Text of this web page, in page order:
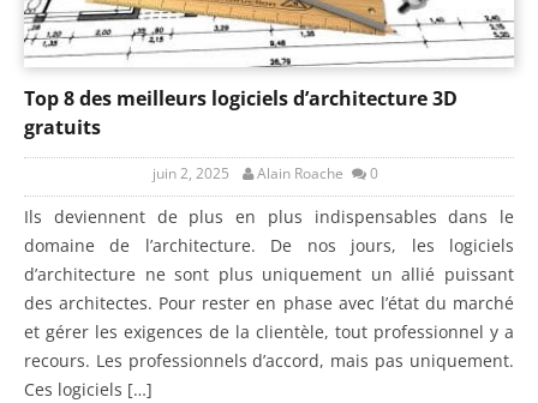
Top 8 des meilleurs logiciels d’architecture 3D
gratuits
juin 2, 2025 Alain Roache 0
Ils deviennent de plus en plus indispensables dans le
domaine de l’architecture. De nos jours, les logiciels
d’architecture ne sont plus uniquement un allié puissant
des architectes. Pour rester en phase avec l’état du marché
et gérer les exigences de la clientèle, tout professionnel y a
recours. Les professionnels d’accord, mais pas uniquement.
Ces logiciels […]